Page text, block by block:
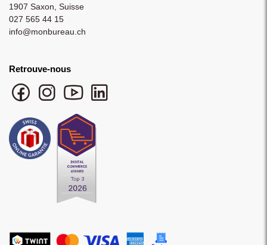
1907 Saxon, Suisse
027 565 44 15
info@monbureau.ch
Retrouve-nous
Facebook monbureau
Instagram monbureau
YouTube monbureau